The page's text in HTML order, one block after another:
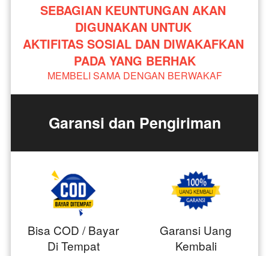
SEBAGIAN KEUNTUNGAN AKAN
DIGUNAKAN UNTUK
AKTIFITAS SOSIAL DAN DIWAKAFKAN
PADA YANG BERHAK
MEMBELI SAMA DENGAN BERWAKAF
Garansi dan Pengiriman
Bisa COD / Bayar
Di Tempat
Garansi Uang
Kembali